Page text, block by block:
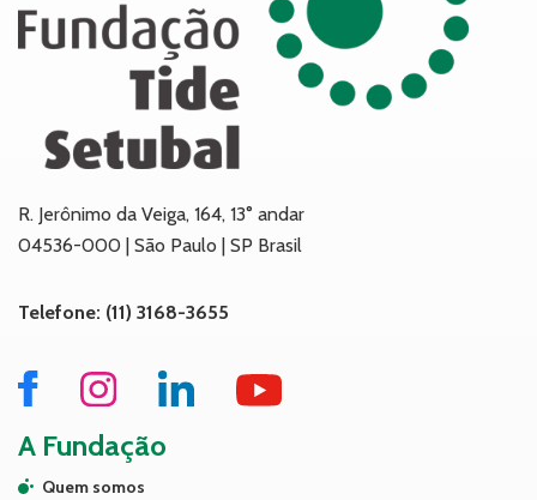
R. Jerônimo da Veiga, 164, 13° andar
04536-000 | São Paulo | SP Brasil
Telefone: (11) 3168-3655
A Fundação
Quem somos